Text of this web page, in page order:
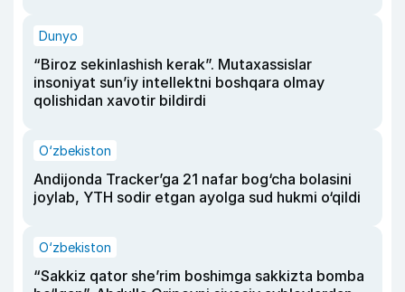
Dunyo
“Biroz sekinlashish kerak”. Mutaxassislar
insoniyat sun’iy intellektni boshqara olmay
qolishidan xavotir bildirdi
O‘zbekiston
Andijonda Tracker’ga 21 nafar bog‘cha bolasini
joylab, YTH sodir etgan ayolga sud hukmi o‘qildi
O‘zbekiston
“Sakkiz qator she’rim boshimga sakkizta bomba